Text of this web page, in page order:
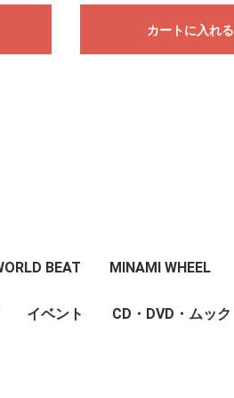
カートに入れる
BEAT MINAMI WHEEL
イベント CD・DVD・ムック